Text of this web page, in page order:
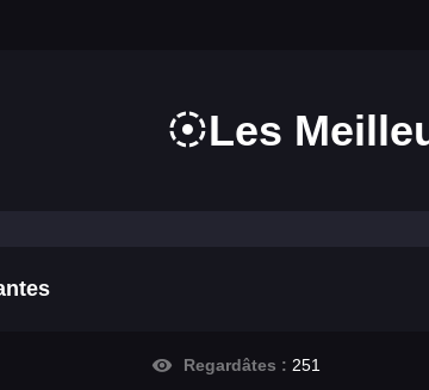
Les
Regardâtes : 251